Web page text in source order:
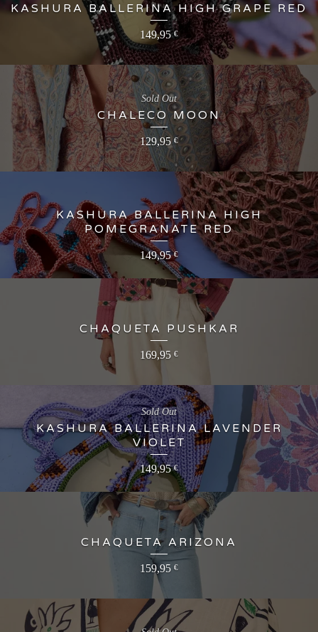
KASHURA BALLERINA HIGH GRAPE RED
149,95€
CHALECO MOON
129,95 €
Sold Out
KASHURA BALLERINA HIGH
POMEGRANATE RED
149,95€
CHAQUETA PUSHKAR
169,95 €
KASHURA BALLERINA LAVENDER
VIOLET
149,95€
Sold Out
CHAQUETA ARIZONA
159,95 €